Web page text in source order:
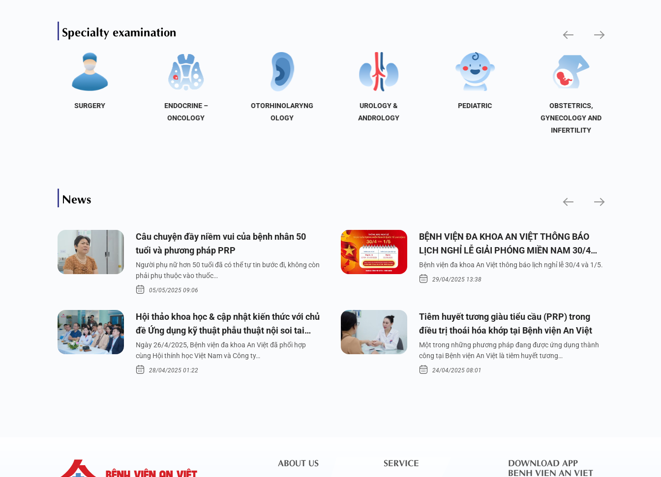
Specialty examination
SURGERY
ENDOCRINE –
ONCOLOGY
OTORHINOLARYNG
OLOGY
UROLOGY &
ANDROLOGY
PEDIATRIC
OBSTETRICS,
GYNECOLOGY AND
INFERTILITY
News
Câu chuyện đầy niềm vui của bệnh nhân 50
tuổi và phương pháp PRP
Người phụ nữ hơn 50 tuổi đã có thể tự tin bước đi, không còn
phải phụ thuộc vào thuốc…
05/05/2025 09:06
BỆNH VIỆN ĐA KHOA AN VIỆT THÔNG BÁO
LỊCH NGHỈ LỄ GIẢI PHÓNG MIỀN NAM 30/4
VÀ QUỐC TẾ LAO ĐỘNG 1/5/2025
Bệnh viện đa khoa An Việt thông báo lịch nghỉ lễ 30/4 và 1/5.
29/04/2025 13:38
Hội thảo khoa học & cập nhật kiến thức với chủ
đề Ứng dụng kỹ thuật phẫu thuật nội soi tai
dưới nước
Ngày 26/4/2025, Bệnh viện đa khoa An Việt đã phối hợp
cùng Hội thính học Việt Nam và Công ty…
28/04/2025 01:22
Tiêm huyết tương giàu tiểu cầu (PRP) trong
điều trị thoái hóa khớp tại Bệnh viện An Việt
Một trong những phương pháp đang được ứng dụng thành
công tại Bệnh viện An Việt là tiêm huyết tương…
24/04/2025 08:01
ABOUT US SERVICE DOWNLOAD APP
BENH VIEN AN VIET